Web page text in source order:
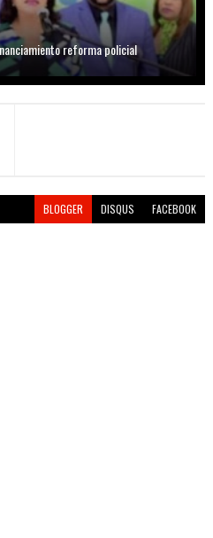
reforma policial
BLOGGER DISQUS FACEBOOK